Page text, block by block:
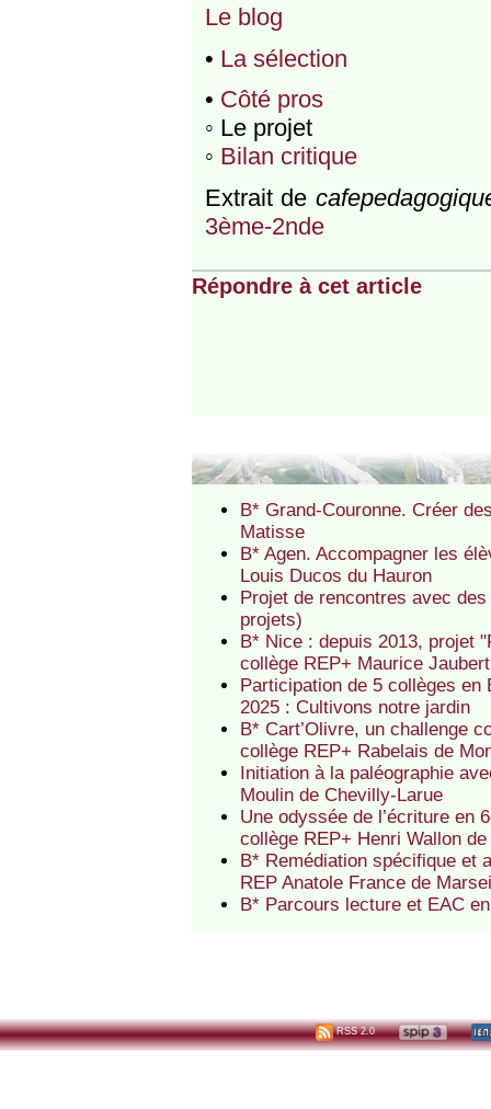
Le blog
• La sélection
• Côté pros
◦ Le projet
◦ Bilan critique
Extrait de
3ème-2nde
Répondre à cet article
B* Grand-Couronne. Créer
Matisse
B* Agen. Accompagner les
Louis Ducos du Hauron
Projet de rencontres avec
projets)
B* Nice : depuis 2013, projet
collège REP+ Maurice Jaubert
Participation de 5 collèges en
2025 : Cultivons notre jardin
B* Cart’Olivre, un challenge
collège REP+ Rabelais de
Initiation à la paléographie
Moulin de Chevilly-Larue
Une odyssée de l’écriture en
collège REP+ Henri Wallon
B* Remédiation spécifique et
REP Anatole France de
B* Parcours lecture et EAC
RSS 2.0